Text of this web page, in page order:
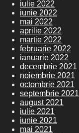
iulie 2022
iunie 2022
mai 2022
aprilie 2022
martie 2022
februarie 2022
ianuarie 2022
decembrie 2021
noiembrie 2021
octombrie 2021
septembrie 2021
august 2021
iulie 2021
iunie 2021
mai 2021